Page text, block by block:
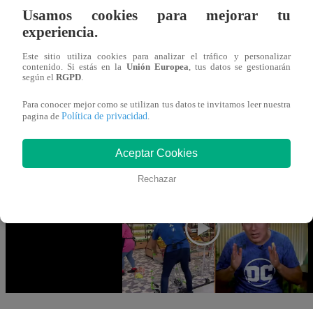
Loco, ¿con quién harás un musical?
“, le preguntó
sabe reconocer quién es mejor. Tú eres un buen
Este martes 26 de diciembre, “El Gran Chef Famosos:
participantes: Christian El Loco Wagner, Mónica
y Santi Lesmes. Los concursantes deberán preparar
y tequeños de pavo.
Usamos cookies para mejorar tu
experiencia.
Este sitio utiliza cookies para analizar el tráfico y personalizar
contenido. Si estás en la Unión Europea , tus datos se gestionarán
según el RGPD
Para conocer mejor como se utilizan tus datos te invitamos leer nuestra
pagina de Política de privacidad
Aceptar Cookies
Rechazar